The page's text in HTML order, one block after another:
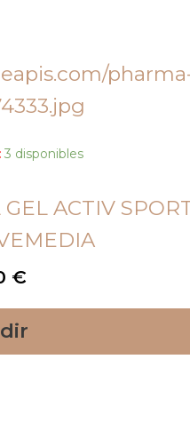
3 disponibles
ACTIV
€